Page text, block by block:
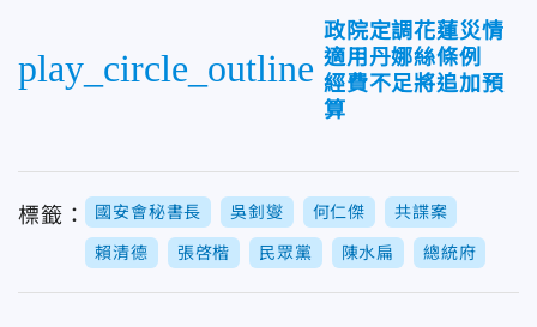
play_circle_outline
政院定調花蓮災情
適用丹娜絲條例
經費不足將追加預
算
標籤： 國安會秘書長 吳釗燮 何仁傑 共諜案
賴清德 張啓楷 民眾黨 陳水扁 總統府